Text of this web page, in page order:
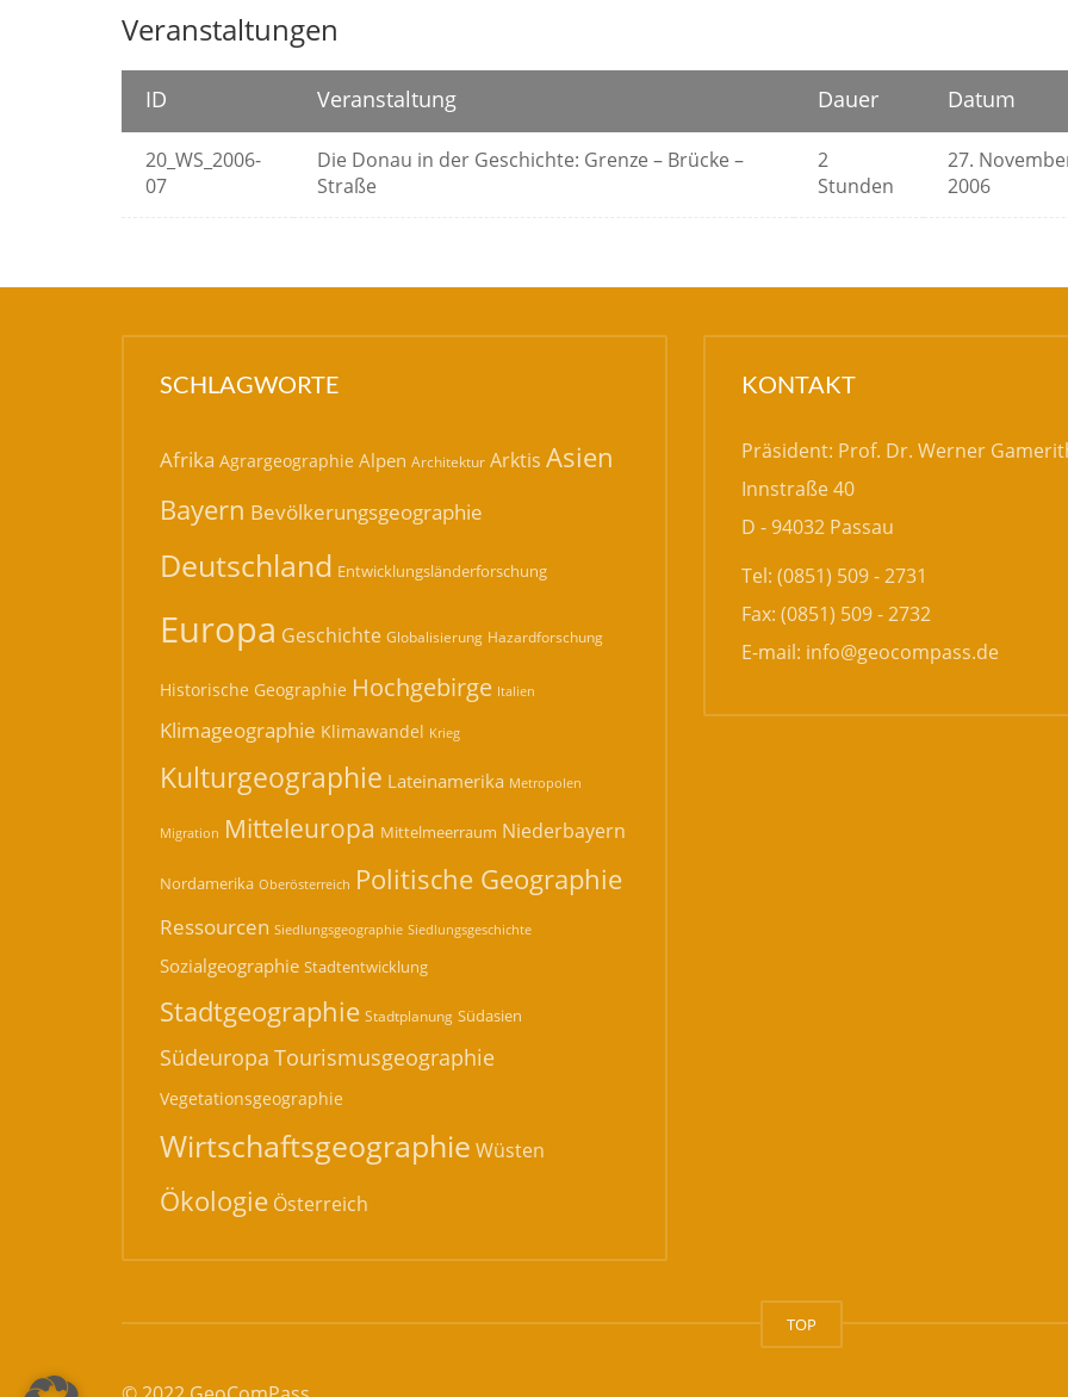
Veranstaltungen
ID Veranstaltung Dauer Datum
20_WS_2006-
07
Die Donau in der Geschichte: Grenze – Brücke –
Straße
2
Stunden
27.
2006
SCHLAGWORTE
Afrika Agrargeographie Alpen Architektur Arktis Asien
Bayern Bevölkerungsgeographie
Deutschland Entwicklungsländerforschung
Europa Geschichte Globalisierung Hazardforschung
Historische Geographie Hochgebirge Italien
Klimageographie Klimawandel Krieg
Kulturgeographie Lateinamerika Metropolen
Migration Mitteleuropa Mittelmeerraum Niederbayern
Nordamerika Oberösterreich Politische Geographie
Ressourcen Siedlungsgeographie Siedlungsgeschichte
Sozialgeographie Stadtentwicklung
Stadtgeographie Stadtplanung Südasien
Südeuropa Tourismusgeographie
Vegetationsgeographie
Wirtschaftsgeographie Wüsten
Ökologie Österreich
KONTAKT
Präsident: Prof. Dr. Werner
Innstraße 40
D - 94032 Passau
Tel: (0851) 509 - 2731
Fax: (0851) 509 - 2732
E-mail: info@geocompass.de
TOP